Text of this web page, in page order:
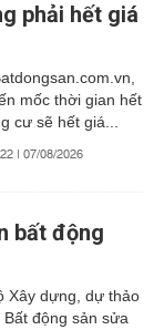
phải hết giá
mốc thời gian hết
cư sẽ hết giá...
| 07/08/2026
bất động
Xây dựng, dự thảo
động sản sửa